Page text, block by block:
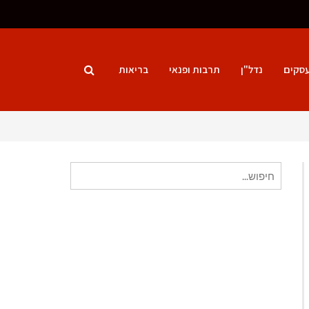
נדל"ן תרבות ופנאי בריאות
עבור: